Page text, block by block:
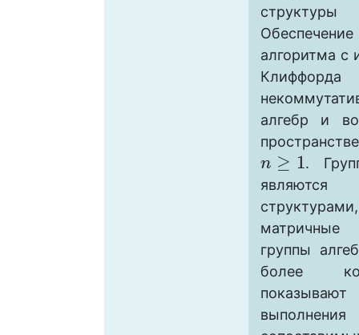
структуры
алгоритма с
алгебр и
n ≥ 1
n≥1
.
являются
группы
более